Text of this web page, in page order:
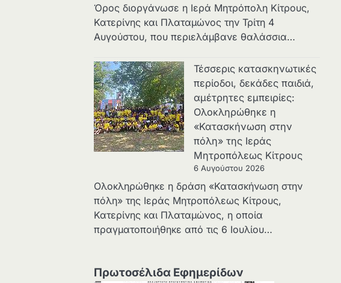
Όρος διοργάνωσε η Ιερά Μητρόπολη Κίτρους,
Κατερίνης και Πλαταμώνος την Τρίτη 4
Αυγούστου, που περιελάμβανε θαλάσσια…
Τέσσερις κατασκηνωτικές
περίοδοι, δεκάδες παιδιά,
αμέτρητες εμπειρίες:
Ολοκληρώθηκε η
«Κατασκήνωση στην
πόλη» της Ιεράς
Μητροπόλεως Κίτρους
6 Αυγούστου 2026
Ολοκληρώθηκε η δράση «Κατασκήνωση στην
πόλη» της Ιεράς Μητροπόλεως Κίτρους,
Κατερίνης και Πλαταμώνος, η οποία
πραγματοποιήθηκε από τις 6 Ιουλίου…
Πρωτοσέλιδα Εφημερίδων